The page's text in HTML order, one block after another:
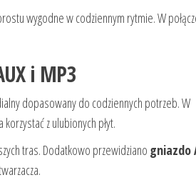
wygodne w codziennym rytmie. W
i MP3
dopasowany do codziennych potrzeb. W
korzystać z ulubionych płyt.
tras. Dodatkowo przewidziano gniazdo